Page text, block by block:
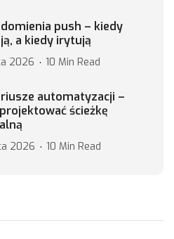
push – kiedy
a kiedy irytują
2026 10 Min Read
automatyzacji –
ścieżkę
2026 10 Min Read